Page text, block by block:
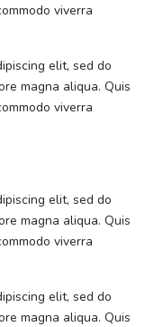
viverra
elit, sed do
magna aliqua. Quis
viverra
elit, sed do
magna aliqua. Quis
viverra
elit, sed do
magna aliqua. Quis